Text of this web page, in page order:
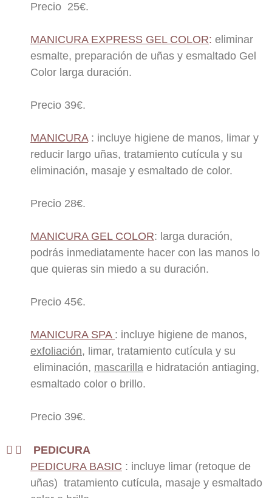
Precio 25€.
MANICURA EXPRESS GEL COLOR: eliminar
esmalte, preparación de uñas y esmaltado Gel
Color larga duración.
Precio 39€.
MANICURA: incluye higiene de manos, limar y
reducir largo uñas, tratamiento cutícula y su
eliminación, masaje y esmaltado de color.
Precio 28€.
MANICURA GEL COLOR: larga duración,
podrás inmediatamente hacer con las manos lo
que quieras sin miedo a su duración.
Precio 45€.
MANICURA SPA : incluye higiene de manos,
exfoliación, limar, tratamiento cutícula y su
eliminación, mascarilla e hidratación antiaging,
esmaltado color o brillo.
Precio 39€.
PEDICURA
PEDICURA BASIC : incluye limar (retoque de
uñas) tratamiento cutícula, masaje y esmaltado